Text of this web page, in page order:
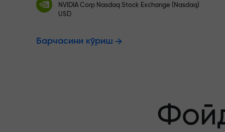
X1000 гача
NVIDIA Corp Nasdaq Stock Exchange (Nasdaq)
USD
Барчасини кўриш